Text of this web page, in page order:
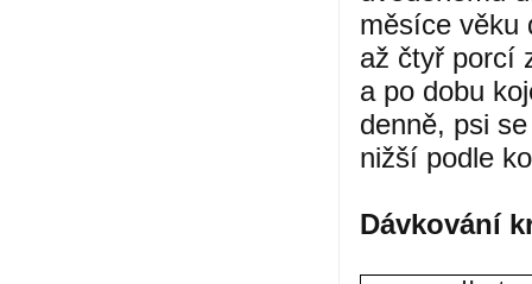
měsíce věku
až čtyř porcí
a po dobu
denně, psi
nižší podle
Dávkování